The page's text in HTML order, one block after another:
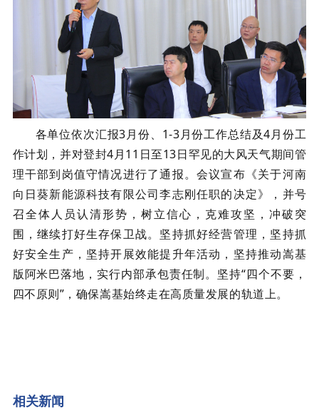
各单位依次汇报3月份、1-3月份工作总结及4月份工
作计划，并对登封4月11日至13日罕见的大风天气期间管
理干部到岗值守情况进行了通报。会议宣布《关于河南
向日葵新能源科技有限公司李志刚任职的决定》，并号
召全体人员认清形势，树立信心，克难攻坚，冲破突
围，继续打好生存保卫战。坚持抓好经营管理，坚持抓
好安全生产，坚持开展效能提升年活动，坚持推动嵩基
版阿米巴落地，实行内部承包责任制。坚持“四个不要，
四不原则”，确保嵩基始终走在高质量发展的轨道上。
相关新闻